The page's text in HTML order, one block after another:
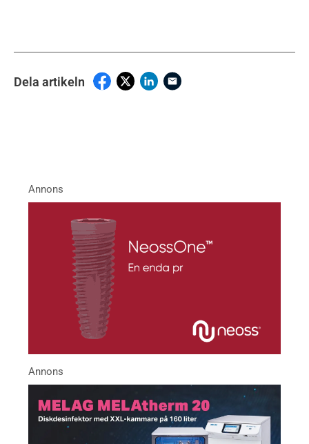
Dela artikeln